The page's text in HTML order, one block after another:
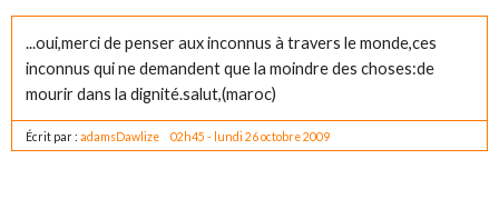
...oui,merci de penser aux inconnus à travers le monde,ces
inconnus qui ne demandent que la moindre des choses:de
mourir dans la dignité.salut,(maroc)
Écrit par :adamsDawlize 02h45 - lundi 26 octobre 2009